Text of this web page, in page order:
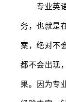
专业英语
务，也就是
案，绝对不
都不会出现
果。因为专